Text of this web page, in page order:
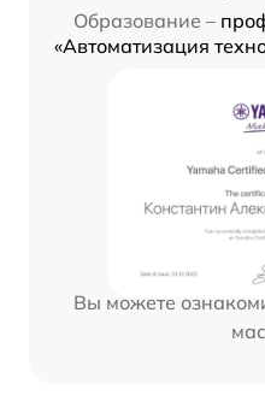
Образование –
«Автоматизация
Вы можете